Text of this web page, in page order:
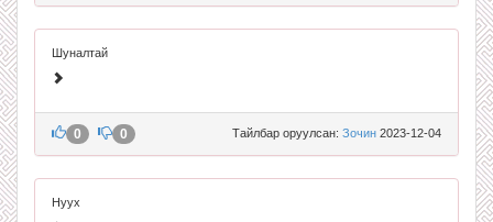
Шуналтай
Тайлбар оруулсан: Зочин 2023-12-04
0 0
Нуух